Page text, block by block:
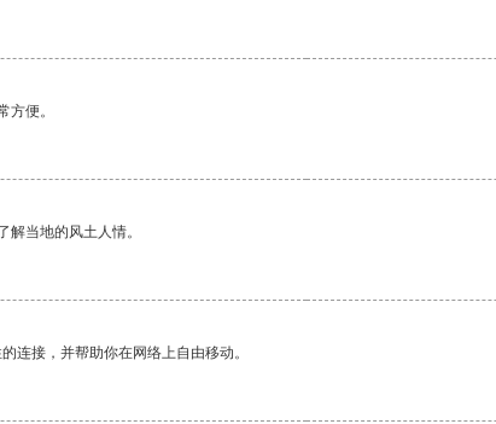
便。
当地的风土人情。
连接，并帮助你在网络上自由移动。